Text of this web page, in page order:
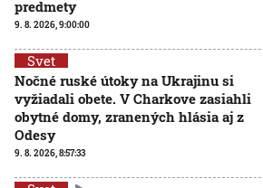
predmety
9. 8. 2026, 9:00:00
Svet
Nočné ruské útoky na Ukrajinu si
vyžiadali obete. V Charkove zasiahli
obytné domy, zranených hlásia aj z
Odesy
9. 8. 2026, 8:57:33